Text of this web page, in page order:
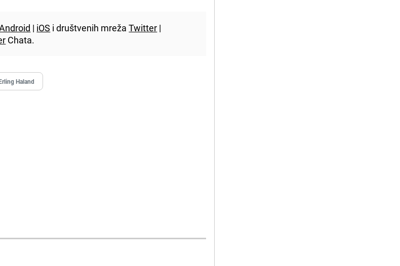
| iOS i društvenih mrežaTwitter |
Chata.
Haland